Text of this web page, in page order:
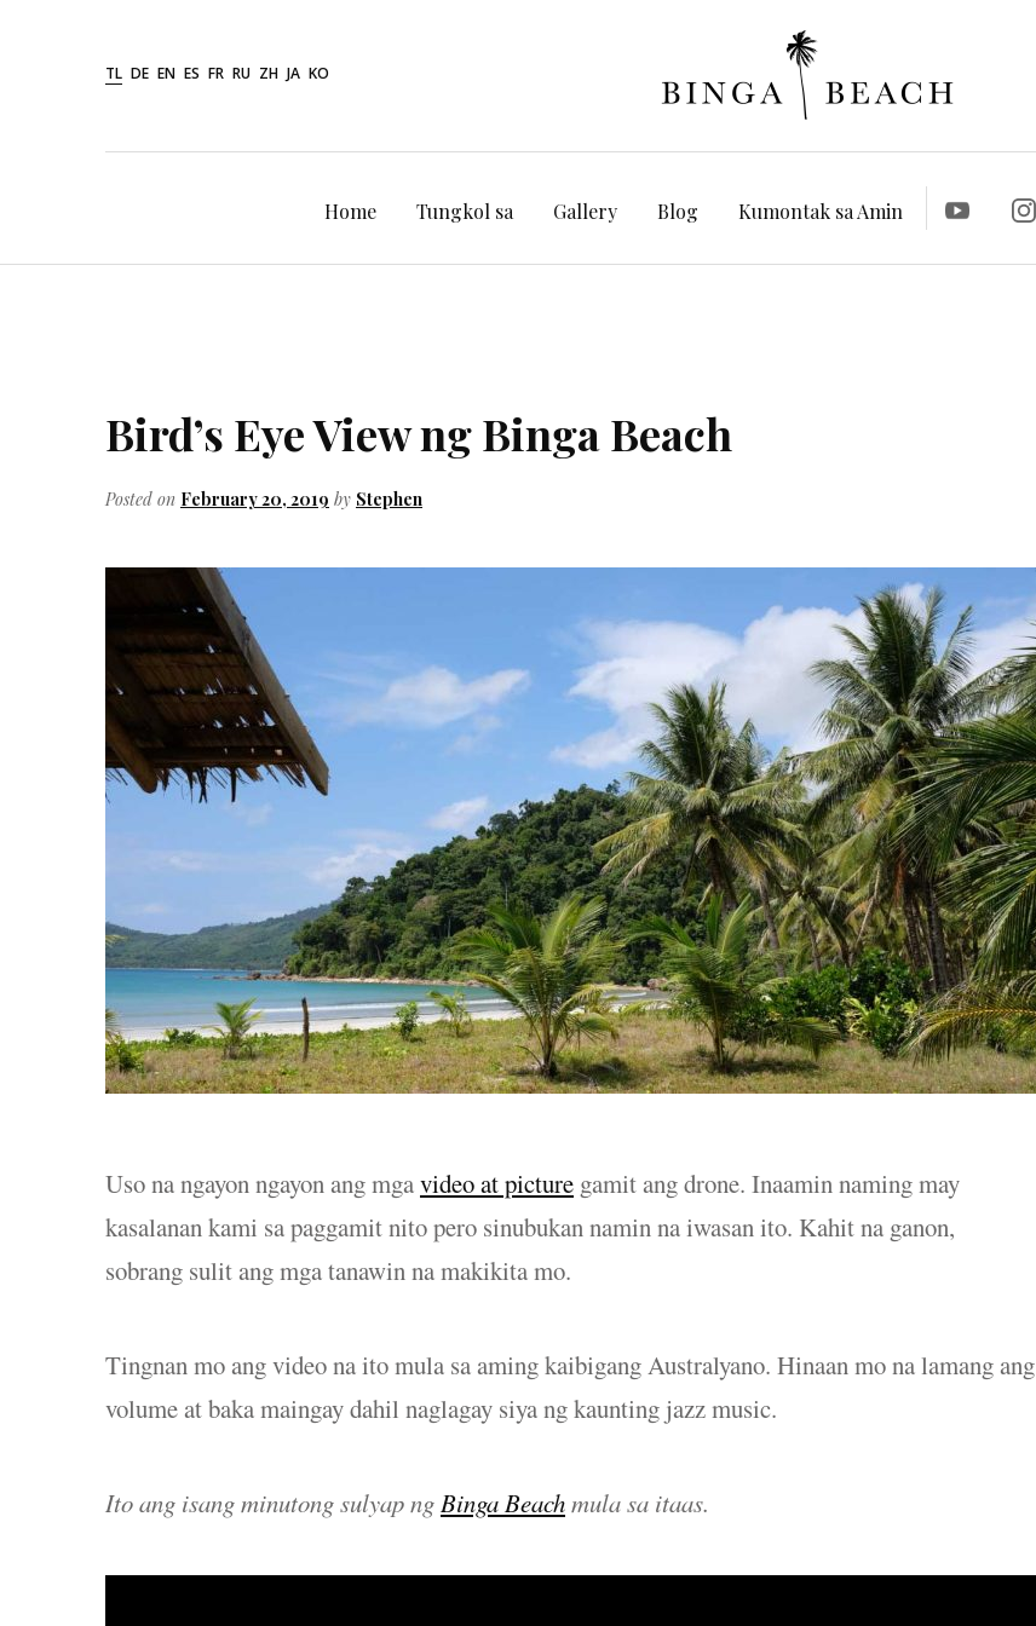
TL DE EN ES FR RU ZH JA KO
Home Tungkol sa Gallery Blog Kumontak sa Amin
Bird’s Eye View ng Binga Beach
Posted on February 20, 2019 by Stephen
Uso na ngayon ngayon ang mgavideo at picture gamit ang drone. Inaamin naming may
kasalanan kami sa paggamit nito pero sinubukan namin na iwasan ito. Kahit na ganon,
sobrang sulit ang mga tanawin na makikita mo.
Tingnan mo ang video na ito mula sa aming kaibigang Australyano. Hinaan mo na lamang ang
volume at baka maingay dahil naglagay siya ng kaunting jazz music.
Ito ang isang minutong sulyap ngBinga Beachmula sa itaas.